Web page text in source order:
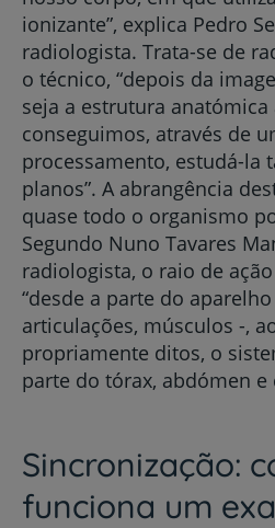
ionizante”, explica Pedro
radiologista. Trata-se de
o técnico, “depois da
seja a estrutura anatómica
conseguimos, através de
processamento, estudá-la
planos”. A abrangência
quase todo o organismo
Segundo Nuno Tavares
radiologista, o raio de
“desde a parte do
articulações, músculos -,
propriamente ditos, o
parte do tórax, abdómen e
Sincronização:
funciona um